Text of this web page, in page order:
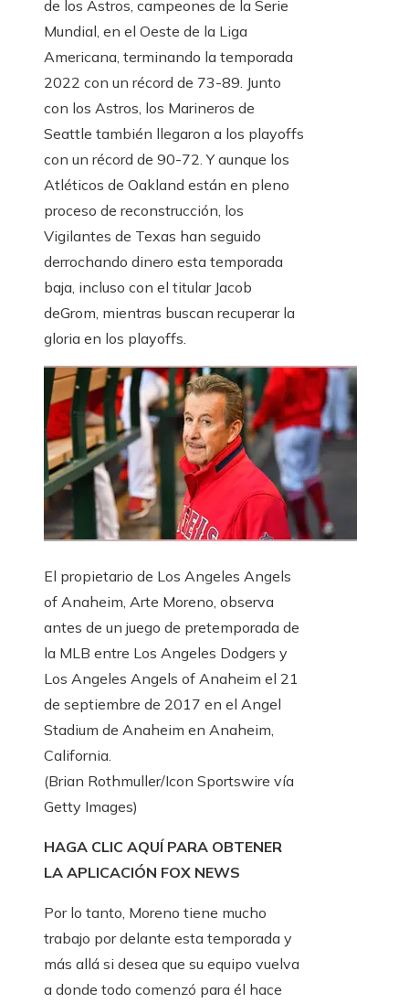
de los Astros, campeones de la Serie
Mundial, en el Oeste de la Liga
Americana, terminando la temporada
2022 con un récord de 73-89. Junto
con los Astros, los Marineros de
Seattle también llegaron a los playoffs
con un récord de 90-72. Y aunque los
Atléticos de Oakland están en pleno
proceso de reconstrucción, los
Vigilantes de Texas han seguido
derrochando dinero esta temporada
baja, incluso con el titular Jacob
deGrom, mientras buscan recuperar la
gloria en los playoffs.
El propietario de Los Angeles Angels
of Anaheim, Arte Moreno, observa
antes de un juego de pretemporada de
la MLB entre Los Angeles Dodgers y
Los Angeles Angels of Anaheim el 21
de septiembre de 2017 en el Angel
Stadium de Anaheim en Anaheim,
California.
(Brian Rothmuller/Icon Sportswire vía
Getty Images)
HAGA CLIC AQUÍ PARA OBTENER
LA APLICACIÓN FOX NEWS
Por lo tanto, Moreno tiene mucho
trabajo por delante esta temporada y
más allá si desea que su equipo vuelva
a donde todo comenzó para él hace